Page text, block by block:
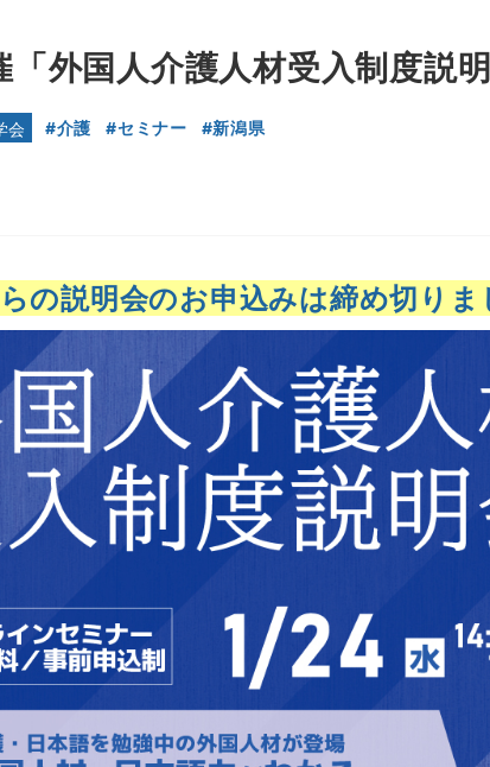
「外国人介護人材受入制度説
会 介護 セミナー 新潟県
の説明会のお申込みは締め切りま